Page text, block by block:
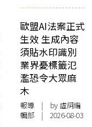
歐盟AI法案正式
生效 生成內容
須貼水印識別
業界憂標籤氾
濫恐令大眾麻
木
報導 | by 虛詞編
輯部 | 2026-08-03